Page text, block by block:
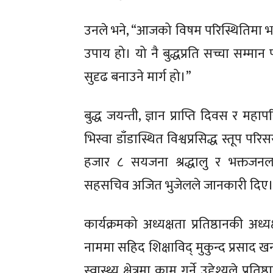
प्रतिक्रिया
प्रतिक्रिया
उनले भने, “आजको विषम परिस्थितिमा
उपाय हो। यो नै बुद्धप्रति सच्चा
सुदृढ बनाउने मार्ग हो।”
बुद्ध जयन्ती, ज्ञान प्राप्ति दिवस र
भिस्वा डाँडास्थित विश्वप्रसिद्ध स्तूप
हजार ८ सयजनाश्रद्धालु र
सहसचिव अजित भुजेलले जानकारी दिए।
कार्यक्रमको अध्यक्षता प्रतिष्ठानकी
नाममा सहिद शिक्षाविद् मुकुन्द प्रसाद